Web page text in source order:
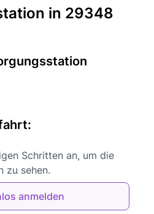
in 29348
Schritten an, um die
zu sehen.
anmelden